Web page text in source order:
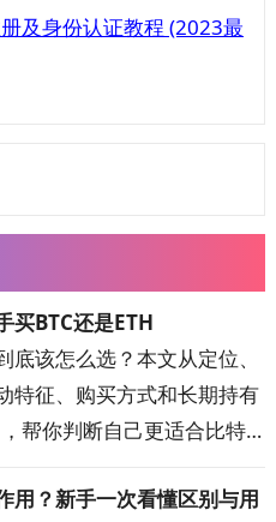
及身份认证教程 (2023最
买BTC还是ETH
该怎么选？本文从定位、
特征、购买方式和长期持有
帮你判断自己更适合比特
用？新手一次看懂区别与用